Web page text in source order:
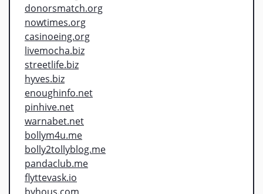
donorsmatch.org
nowtimes.org
casinoeing.org
livemocha.biz
streetlife.biz
hyves.biz
enoughinfo.net
pinhive.net
warnabet.net
bollym4u.me
bolly2tollyblog.me
pandaclub.me
flyttevask.io